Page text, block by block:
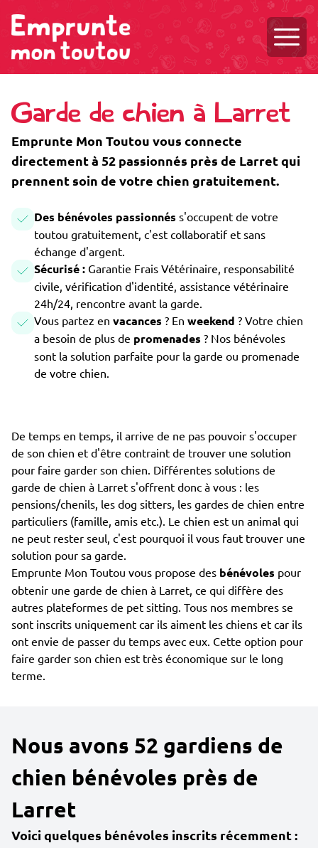
Garde de chien à Larret
Emprunte Mon Toutou vous connecte
directement à 52 passionnés près de Larret qui
prennent soin de votre chien gratuitement.
Des bénévoles passionnés s'occupent de votre
toutou gratuitement, c'est collaboratif et sans
échange d'argent.
Sécurisé : Garantie Frais Vétérinaire, responsabilité
civile, vérification d'identité, assistance vétérinaire
24h/24, rencontre avant la garde.
Vous partez en vacances ? En weekend ? Votre chien
a besoin de plus de promenades ? Nos bénévoles
sont la solution parfaite pour la garde ou promenade
de votre chien.
De temps en temps, il arrive de ne pas pouvoir s'occuper
de son chien et d'être contraint de trouver une solution
pour faire garder son chien. Différentes solutions de
garde de chien à Larret s'offrent donc à vous : les
pensions/chenils, les dog sitters, les gardes de chien entre
particuliers (famille, amis etc.). Le chien est un animal qui
ne peut rester seul, c'est pourquoi il vous faut trouver une
solution pour sa garde.
Emprunte Mon Toutou vous propose des bénévoles pour
obtenir une garde de chien à Larret, ce qui diffère des
autres plateformes de pet sitting. Tous nos membres se
sont inscrits uniquement car ils aiment les chiens et car ils
ont envie de passer du temps avec eux. Cette option pour
faire garder son chien est très économique sur le long
terme.
Nous avons 52 gardiens de
chien bénévoles près de
Larret
Voici quelques bénévoles inscrits récemment :